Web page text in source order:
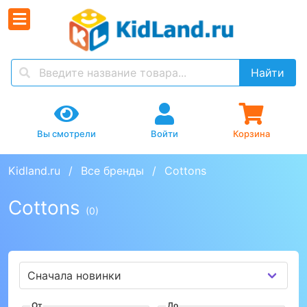
Найти
Вы смотрели Войти Корзина
Kidland.ru Все бренды Cottons
Cottons (0)